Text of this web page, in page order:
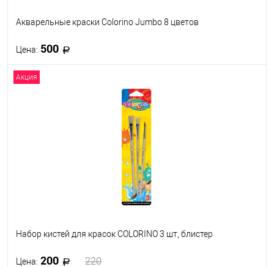
Акварельные краски Colorino Jumbo 8 цветов
Цена: 500
Акция
Набор кистей для красок COLORINO 3 шт, блистер
Цена: 200 220